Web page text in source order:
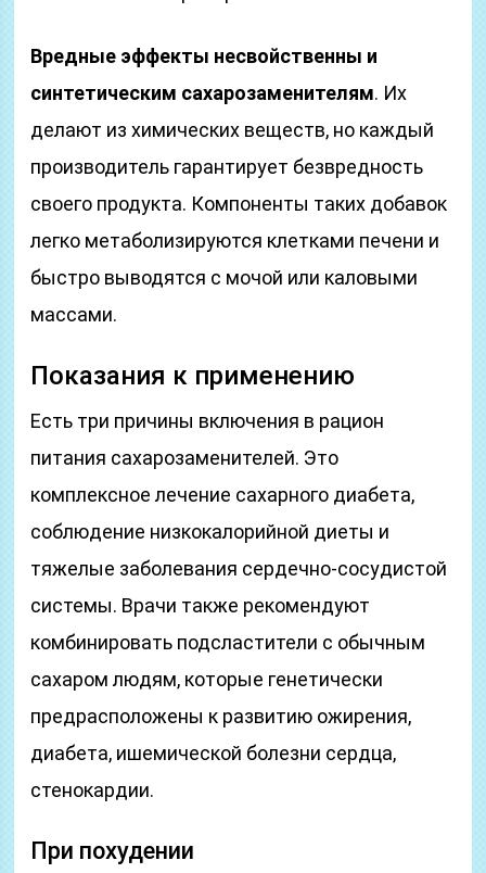
Вредные эффекты несвойственны и
синтетическим сахарозаменителям. Их
делают из химических веществ, но каждый
производитель гарантирует безвредность
своего продукта. Компоненты таких добавок
легко метаболизируются клетками печени и
быстро выводятся с мочой или каловыми
массами.
Показания к применению
Есть три причины включения в рацион
питания сахарозаменителей. Это
комплексное лечение сахарного диабета,
соблюдение низкокалорийной диеты и
тяжелые заболевания сердечно-сосудистой
системы. Врачи также рекомендуют
комбинировать подсластители с обычным
сахаром людям, которые генетически
предрасположены к развитию ожирения,
диабета, ишемической болезни сердца,
стенокардии.
При похудении